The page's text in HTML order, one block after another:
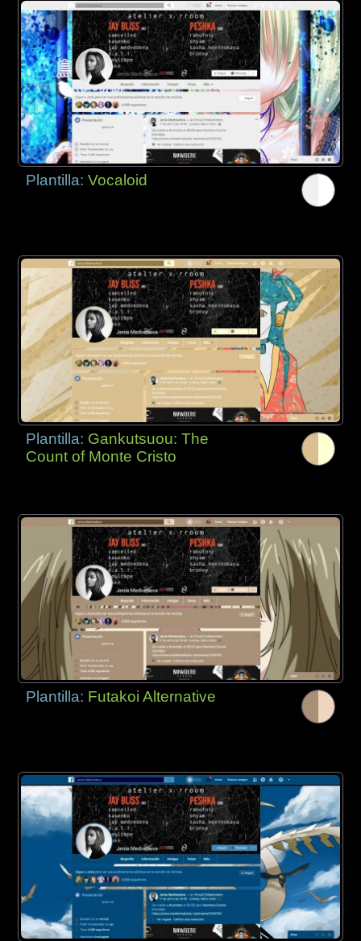
Plantilla:Vocaloid
Plantilla: Gankutsuou: The
Count of Monte Cristo
Plantilla: Futakoi Alternative